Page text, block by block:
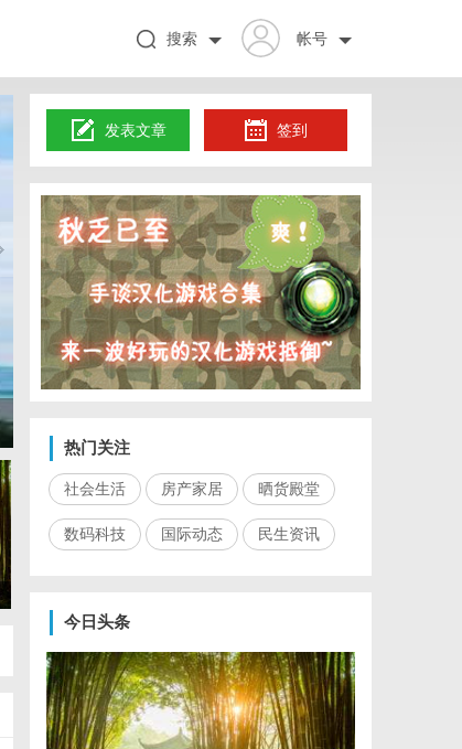
帐号
搜索
发表文章 签到
热门关注
社会生活 房产家居 晒货殿堂
数码科技 国际动态 民生资讯
今日头条